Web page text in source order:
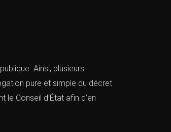
Ainsi, plusieurs
pure et simple du décret
Conseil d’État afin d’en